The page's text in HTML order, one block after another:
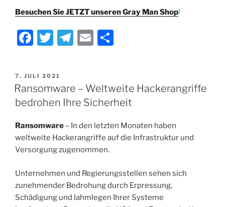
Besuchen Sie JETZT unseren Gray Man Shop!
F
c
e
b
o
k
T
itt
er
T
gr
a
m
E
l
n
VERÖFFENTLICHT
AM
7. JULI 2021
Ransomware – Weltweite Hackerangriffe
bedrohen Ihre Sicherheit
Ransomware – In den letzten Monaten haben
weltweite Hackerangriffe auf die Infrastruktur und
Versorgung zugenommen.
Unternehmen und Regierungsstellen sehen sich
zunehmender Bedrohung durch Erpressung,
Schädigung und lahmlegen Ihrer Systeme